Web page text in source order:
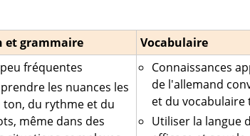
et grammaire
Vocabulaire
fréquentes
les nuances les
ton, du rythme et du
même dans des
Connaissances
de l'allemand
et du vocabulaire
Utiliser la langue